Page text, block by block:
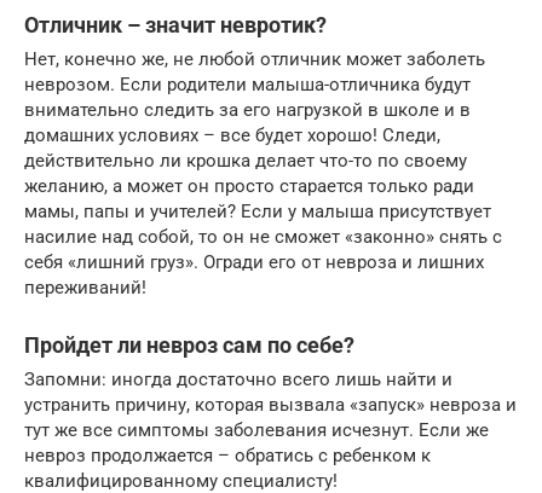
Отличник – значит невротик?
Нет, конечно же, не любой отличник может заболеть
неврозом. Если родители малыша-отличника будут
внимательно следить за его нагрузкой в школе и в
домашних условиях – все будет хорошо! Следи,
действительно ли крошка делает что-то по своему
желанию, а может он просто старается только ради
мамы, папы и учителей? Если у малыша присутствует
насилие над собой, то он не сможет «законно» снять с
себя «лишний груз». Огради его от невроза и лишних
переживаний!
Пройдет ли невроз сам по себе?
Запомни: иногда достаточно всего лишь найти и
устранить причину, которая вызвала «запуск» невроза и
тут же все симптомы заболевания исчезнут. Если же
невроз продолжается – обратись с ребенком к
квалифицированному специалисту!